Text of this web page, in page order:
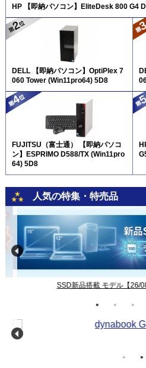
HP 【即納パソコン】EliteDesk 800 G4
DELL 【即納パソコン】OptiPlex 7
060 Tower (Win11pro64) 5D8
FUJITSU（富士通） 【即納パソコ
ン】ESPRIMO D588/TX (Win11pro
64) 5D8
人気の特集・特売品
中古パソコン 新着、再入荷、値